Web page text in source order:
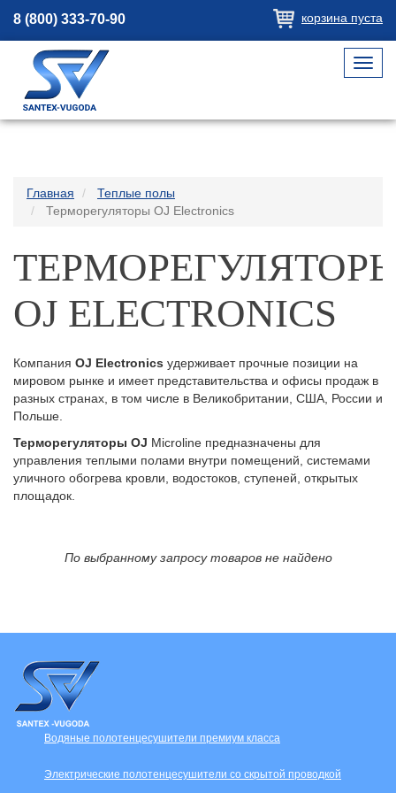
8 (800) 333-70-90 корзина пуста
Главная
Теплые полы
Терморегуляторы OJ Electronics
OJ ELECTRONICS
Компания OJ Electronics удерживает прочные позиции на
мировом рынке и имеет представительства и офисы продаж в
разных странах, в том числе в Великобритании, США, России и
Польше.
Терморегуляторы OJ Microline предназначены для
управления теплыми полами внутри помещений, системами
уличного обогрева кровли, водостоков, ступеней, открытых
площадок.
По выбранному запросу товаров не найдено
Водяные полотенцесушители премиум класса
Электрические полотенцесушители со скрытой проводкой